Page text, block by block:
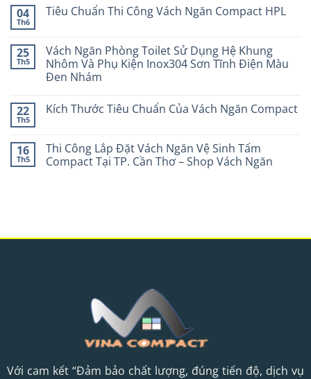
04
Th6
Tiêu Chuẩn Thi Công Vách Ngăn Compact HPL
25
Th5
Vách Ngăn Phòng Toilet Sử Dụng Hệ Khung
Nhôm Và Phụ Kiện Inox304 Sơn Tĩnh Điện Màu
Đen Nhám
22
Th5
Kích Thước Tiêu Chuẩn Của Vách Ngăn Compact
16
Th5
Thi Công Lắp Đặt Vách Ngăn Vệ Sinh Tấm
Compact Tại TP. Cần Thơ – Shop Vách Ngăn
Với cam kết “Đảm bảo chất lượng, đúng tiến độ, dịch vụ